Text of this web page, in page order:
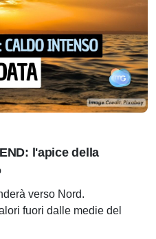
l'apice della
verso Nord.
fuori dalle medie del